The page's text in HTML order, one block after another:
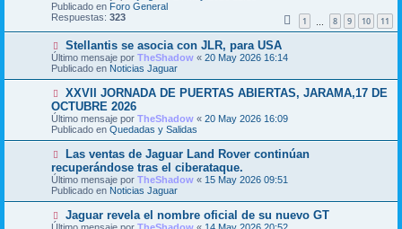
s
a
j
e
e
v
o
m
e
n
s
a
e
Publicado en Foro General
Respuestas: 323 1 8 9 10 11
N
u
e
v
o
m
e
n
s
a
e
Stellantis se asocia con JLR, para USA
Último mensaje por TheShadow « 20 May 2026 16:14
Publicado en Noticias Jaguar
N
u
e
v
o
m
n
s
a
XXVII JORNADA DE PUERTAS ABIERTAS, JARAMA,17 DE
OCTUBRE 2026
Último mensaje por TheShadow « 20 May 2026 16:09
Publicado en Quedadas y Salidas
N
e
v
o
m
e
Las ventas de Jaguar Land Rover continúan
recuperándose tras el ciberataque.
Último mensaje por TheShadow « 15 May 2026 09:51
Publicado en Noticias Jaguar
N
u
Jaguar revela el nombre oficial de su nuevo GT